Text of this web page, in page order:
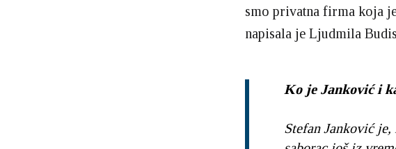
smo privatna firma koja
napisala je Ljudmila
Ko je Janković i
Stefan Janković